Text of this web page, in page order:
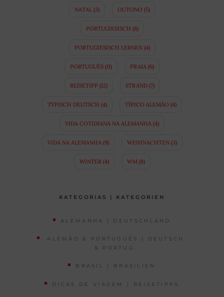
NATAL(3) OUTONO (5)
PORTUGIESISCH (8)
PORTUGIESISCH LERNEN(4)
PORTUGUÊS (11) PRAIA (6)
REISETIPP(12) STRAND(7)
TYPISCH DEUTSCH (4) TÍPICO ALEMÃO (4)
VIDA COTIDIANA NA ALEMANHA (4)
VIDA NA ALEMANHA(9) WEIHNACHTEN(3)
WINTER(4) WM(8)
KATEGORIAS | KATEGORIEN
ALEMANHA | DEUTSCHLAND
ALEMÃO & PORTUGUÊS | DEUTSCH
& PORTUG.
BRASIL | BRASILIEN
DICAS DE VIAGEM | REISETIPPS